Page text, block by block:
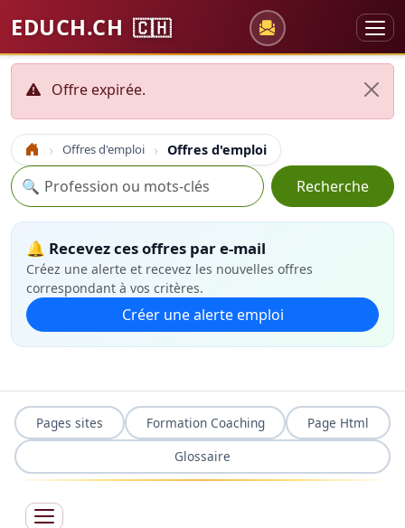
EDUCH.CH 🇨🇭
Offre expirée.
Accueil Offres d'emploi Offres d'emploi
Recherche
🔍 Recherche
🔔 Recevez ces offres par e-mail
Créez une alerte et recevez les nouvelles offres
correspondant à vos critères.
Créer une alerte emploi
Pages sites Formation Coaching
Page Html
Glossaire